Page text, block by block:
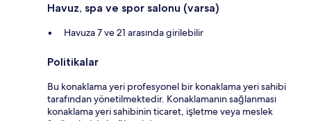
Havuz, spa ve spor salonu (varsa)
Havuza 7 ve 21 arasında girilebilir
Politikalar
Bu konaklama yeri profesyonel bir konaklama yeri sahibi
tarafından yönetilmektedir. Konaklamanın sağlanması
konaklama yeri sahibinin ticaret, işletme veya meslek